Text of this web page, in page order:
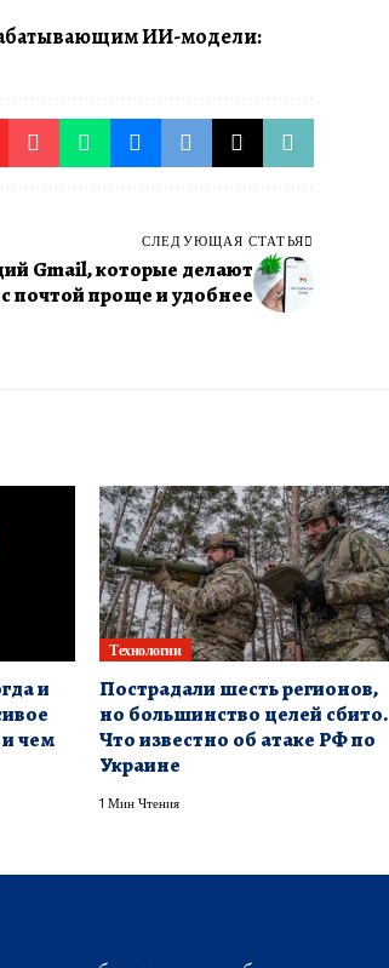
ИИ-модели:
СЛЕДУЮЩАЯ СТАТЬЯ
Gmail, которые делают
почтой проще и удобнее
и
чем
Технологии
Пострадали шесть регионов,
но большинство целей сбито.
Что известно об атаке РФ по
Украине
1 Мин Чтения